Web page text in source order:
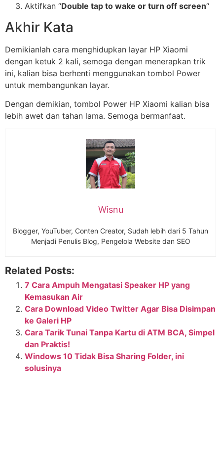
Aktifkan “Double tap to wake or turn off screen“
Akhir Kata
Demikianlah cara menghidupkan layar HP Xiaomi
dengan ketuk 2 kali, semoga dengan menerapkan trik
ini, kalian bisa berhenti menggunakan tombol Power
untuk membangunkan layar.
Dengan demikian, tombol Power HP Xiaomi kalian bisa
lebih awet dan tahan lama. Semoga bermanfaat.
Wisnu
Blogger, YouTuber, Conten Creator, Sudah lebih dari 5 Tahun
Menjadi Penulis Blog, Pengelola Website dan SEO
Related Posts:
7 Cara Ampuh Mengatasi Speaker HP yang
Kemasukan Air
Cara Download Video Twitter Agar Bisa Disimpan
ke Galeri HP
Cara Tarik Tunai Tanpa Kartu di ATM BCA, Simpel
dan Praktis!
Windows 10 Tidak Bisa Sharing Folder, ini
solusinya